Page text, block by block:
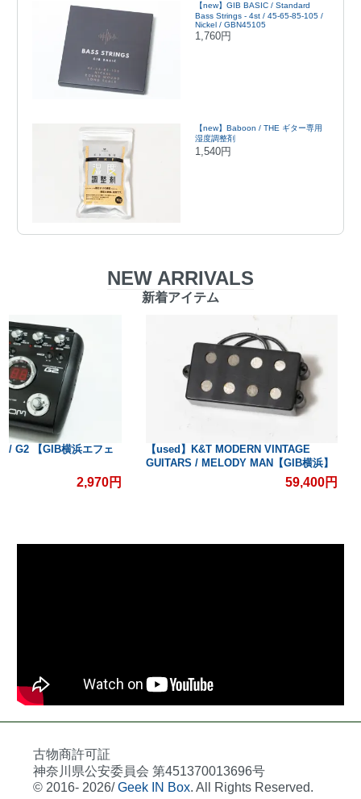
【new】GIB BASIC / Standard
Bass Strings - 4st / 45-65-85-105 /
Nickel / GBN45105
1,760円
【new】Baboon / THE ギター専用
湿度調整剤
1,540円
NEW ARRIVALS
新着アイテム
【used】K&T MODERN VINTAGE
GUITARS / MELODY MAN【GIB横浜】
【used】Donner /
浜エフェクター館】
古物商許可証
神奈川県公安委員会 第451370013696号
© 2016- 2026/Geek IN Box. All Rights Reserved.